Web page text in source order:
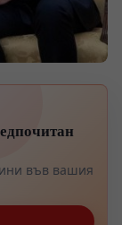
във вашия